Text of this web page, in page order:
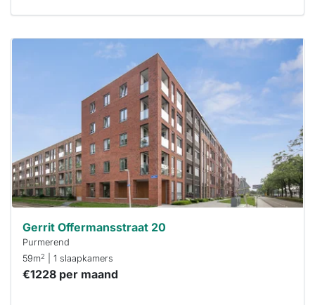
Om kans te
maken moet je
reageren.
Stekkies helpt
je hierbij!
Gerrit Offermansstraat 20
Purmerend
59m2 | 1 slaapkamers
€1228 per maand